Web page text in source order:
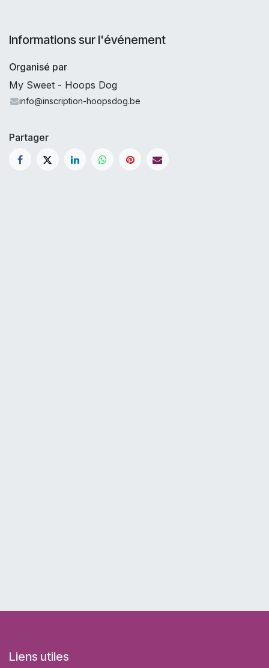
Informations sur l'événement
Organisé par
My Sweet - Hoops Dog
info@inscription-hoopsdog.be
Partager
Liens utiles